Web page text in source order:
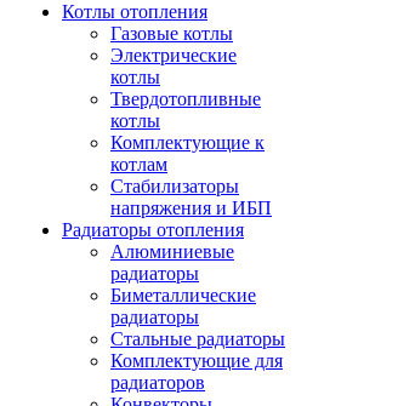
Котлы отопления
Газовые котлы
Электрические
котлы
Твердотопливные
котлы
Комплектующие к
котлам
Стабилизаторы
напряжения и ИБП
Радиаторы отопления
Алюминиевые
радиаторы
Биметаллические
радиаторы
Стальные радиаторы
Комплектующие для
радиаторов